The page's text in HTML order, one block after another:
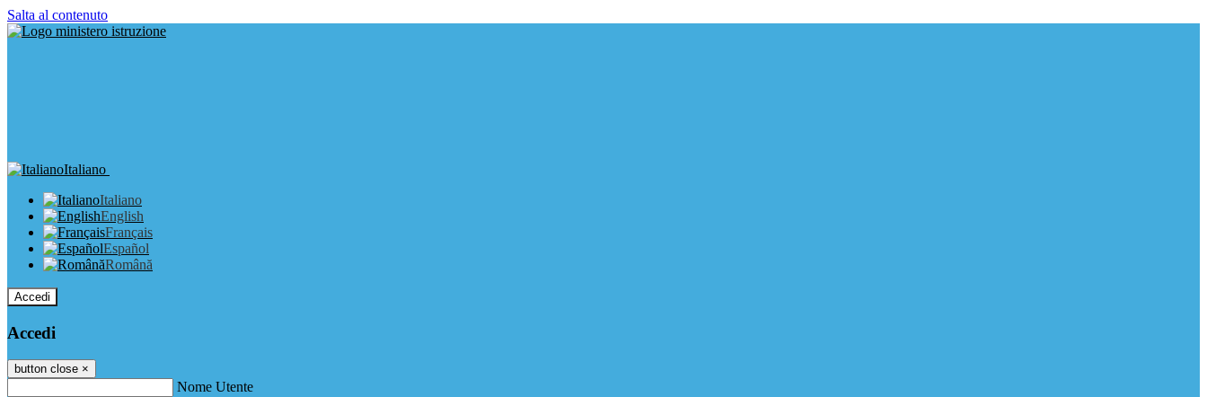
Salta al contenuto
Italiano
Italiano
English
Français
Español
Română
Accedi
Accedi
button close ×
Nome Utente